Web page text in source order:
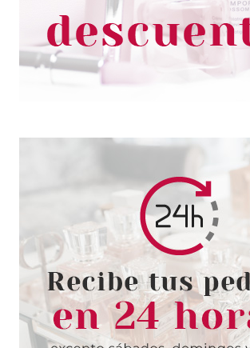
THIERRY MUGLER
MUGLER ALIEN GODDESS EDP
INTENSE 60 ML VP
desde
78.60€